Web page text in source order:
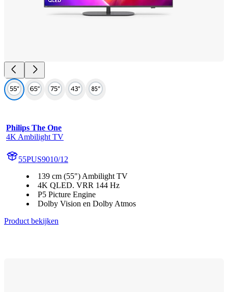
Philips The One
4K Ambilight TV
55PUS9010/12
139 cm (55") Ambilight TV
4K QLED. VRR 144 Hz
P5 Picture Engine
Dolby Vision en Dolby Atmos
Product bekijken